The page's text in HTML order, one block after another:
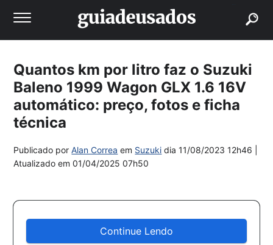
Quantos km por litro faz o Suzuki
Baleno 1999 Wagon GLX 1.6 16V
automático: preço, fotos e ficha
técnica
Publicado porAlan Correa em Suzuki dia11/08/2023 12h46
Atualizado em01/04/2025 07h50
Continue Lendo